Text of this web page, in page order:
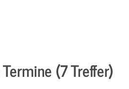
(7 Treffer)